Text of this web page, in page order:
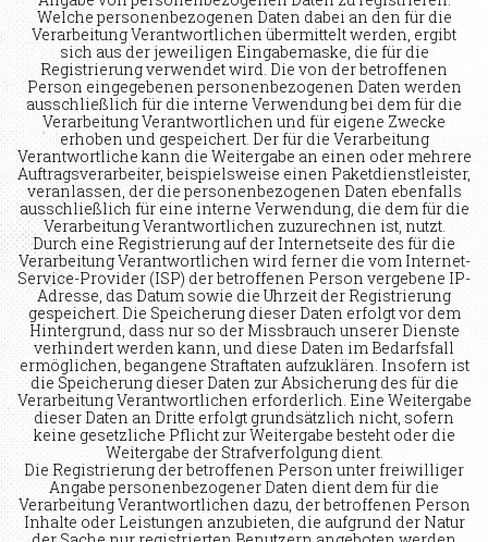
Welche personenbezogenen Daten dabei an den für die
Verarbeitung Verantwortlichen übermittelt werden, ergibt
sich aus der jeweiligen Eingabemaske, die für die
Registrierung verwendet wird. Die von der betroffenen
Person eingegebenen personenbezogenen Daten werden
ausschließlich für die interne Verwendung bei dem für die
Verarbeitung Verantwortlichen und für eigene Zwecke
erhoben und gespeichert. Der für die Verarbeitung
Verantwortliche kann die Weitergabe an einen oder mehrere
Auftragsverarbeiter, beispielsweise einen Paketdienstleister,
veranlassen, der die personenbezogenen Daten ebenfalls
ausschließlich für eine interne Verwendung, die dem für die
Verarbeitung Verantwortlichen zuzurechnen ist, nutzt.
Durch eine Registrierung auf der Internetseite des für die
Verarbeitung Verantwortlichen wird ferner die vom Internet-
Service-Provider (ISP) der betroffenen Person vergebene IP-
Adresse, das Datum sowie die Uhrzeit der Registrierung
gespeichert. Die Speicherung dieser Daten erfolgt vor dem
Hintergrund, dass nur so der Missbrauch unserer Dienste
verhindert werden kann, und diese Daten im Bedarfsfall
ermöglichen, begangene Straftaten aufzuklären. Insofern ist
die Speicherung dieser Daten zur Absicherung des für die
Verarbeitung Verantwortlichen erforderlich. Eine Weitergabe
dieser Daten an Dritte erfolgt grundsätzlich nicht, sofern
keine gesetzliche Pflicht zur Weitergabe besteht oder die
Weitergabe der Strafverfolgung dient.
Die Registrierung der betroffenen Person unter freiwilliger
Angabe personenbezogener Daten dient dem für die
Verarbeitung Verantwortlichen dazu, der betroffenen Person
Inhalte oder Leistungen anzubieten, die aufgrund der Natur